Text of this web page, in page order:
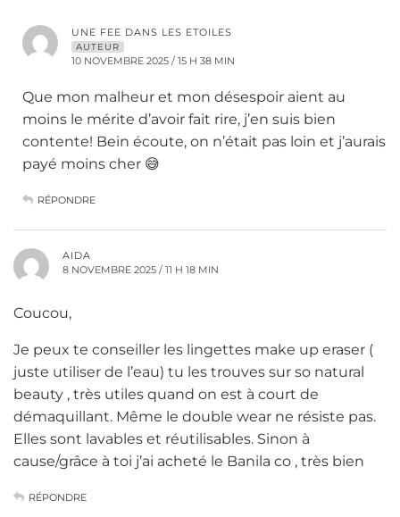
UNE FEE DANS LES ETOILES
AUTEUR
10 NOVEMBRE 2025 / 15 H 38 MIN
Que mon malheur et mon désespoir aient au
moins le mérite d’avoir fait rire, j’en suis bien
contente! Bein écoute, on n’était pas loin et j’aurais
payé moins cher 😅
RÉPONDRE
AIDA
8 NOVEMBRE 2025 / 11 H 18 MIN
Coucou,
Je peux te conseiller les lingettes make up eraser (
juste utiliser de l’eau) tu les trouves sur so natural
beauty , très utiles quand on est à court de
démaquillant. Même le double wear ne résiste pas.
Elles sont lavables et réutilisables. Sinon à
cause/grâce à toi j’ai acheté le Banila co , très bien
RÉPONDRE